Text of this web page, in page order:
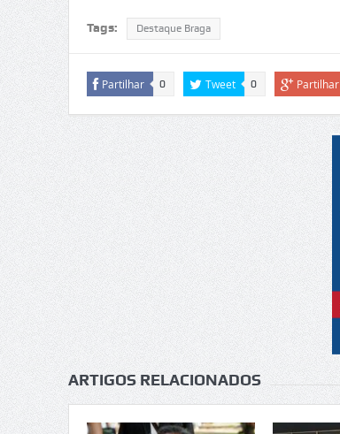
Tags: Destaque Braga
Partilhar 0 Tweet 0 Partilhar
ARTIGOS RELACIONADOS